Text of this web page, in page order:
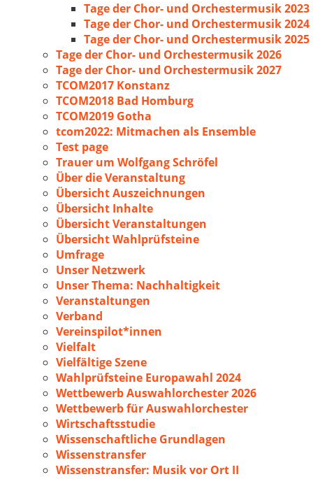
Tage der Chor- und Orchestermusik 2023
Tage der Chor- und Orchestermusik 2024
Tage der Chor- und Orchestermusik 2025
Tage der Chor- und Orchestermusik 2026
Tage der Chor- und Orchestermusik 2027
TCOM2017 Konstanz
TCOM2018 Bad Homburg
TCOM2019 Gotha
tcom2022: Mitmachen als Ensemble
Test page
Trauer um Wolfgang Schröfel
Über die Veranstaltung
Übersicht Auszeichnungen
Übersicht Inhalte
Übersicht Veranstaltungen
Übersicht Wahlprüfsteine
Umfrage
Unser Netzwerk
Unser Thema: Nachhaltigkeit
Veranstaltungen
Verband
Vereinspilot*innen
Vielfalt
Vielfältige Szene
Wahlprüfsteine Europawahl 2024
Wettbewerb Auswahlorchester 2026
Wettbewerb für Auswahlorchester
Wirtschaftsstudie
Wissenschaftliche Grundlagen
Wissenstransfer
Wissenstransfer: Musik vor Ort II